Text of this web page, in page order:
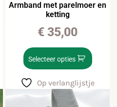
Armband met parelmoer en
ketting
€ 35,00
Selecteer opties
Op verlanglijstje